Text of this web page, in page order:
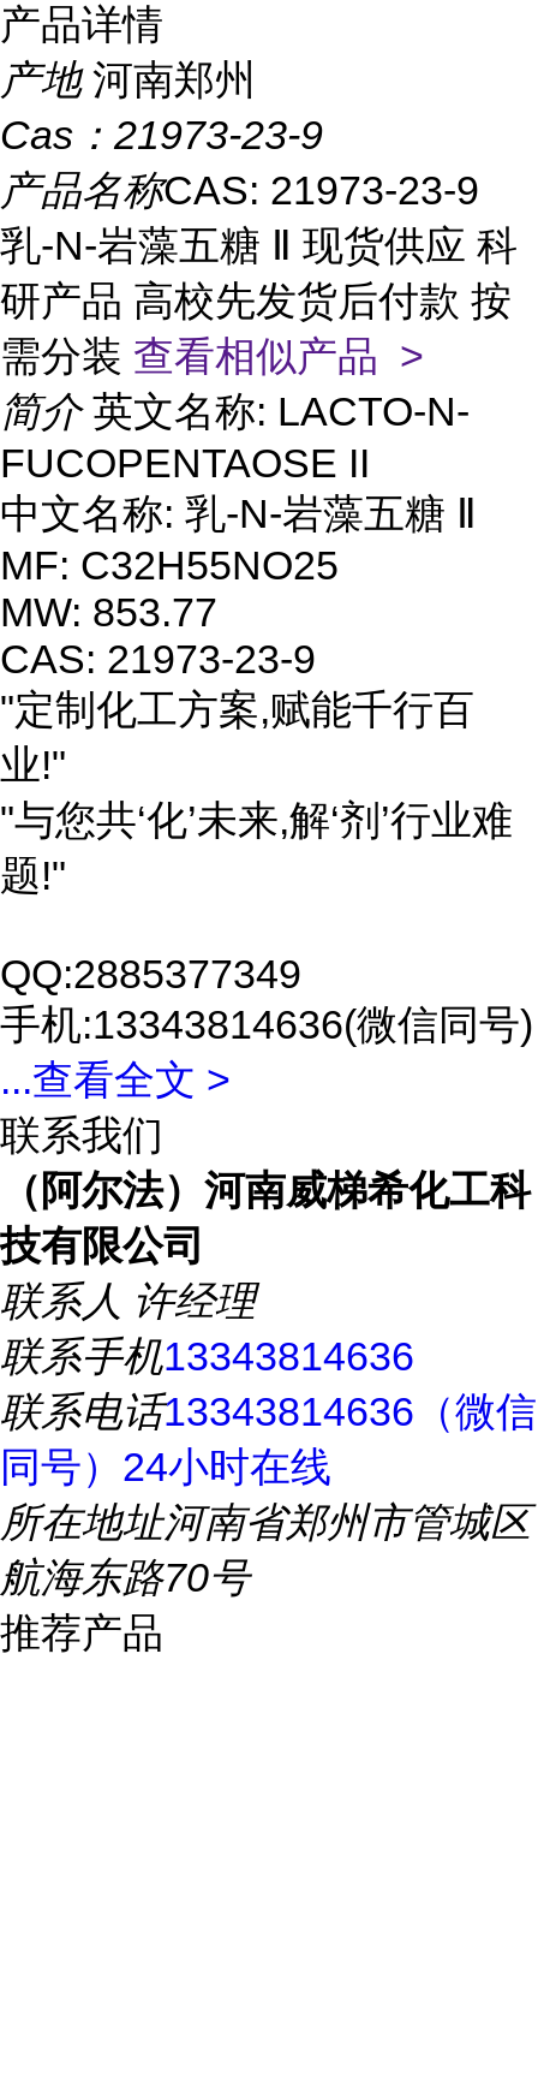
产品详情
产地 河南郑州
Cas： 21973-23-9
产品名称CAS: 21973-23-9
乳-N-岩藻五糖 Ⅱ 现货供应 科
研产品 高校先发货后付款 按
需分装 查看相似产品 >
简介 英文名称: LACTO-N-
FUCOPENTAOSE II
中文名称: 乳-N-岩藻五糖 Ⅱ
MF: C32H55NO25
MW: 853.77
CAS: 21973-23-9
"定制化工方案,赋能千行百
业!"
"与您共‘化’未来,解‘剂’行业难
题!"
QQ:2885377349
手机:13343814636(微信同号)
...查看全文 >
联系我们
（阿尔法）河南威梯希化工科
技有限公司
联系人 许经理
联系手机13343814636
联系电话13343814636（微信
同号）24小时在线
所在地址河南省郑州市管城区
航海东路70号
推荐产品